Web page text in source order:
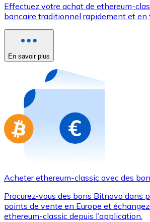
Utilisez les cartes Visa et
Acheter avec carte
Achetez des cartes-cadeaux de
Aller à la boutique de cartes-
Effectuez votre achat de ethereum-
bancaire traditionnel rapidement et en
En savoir plus
Acheter ethereum-classic avec des
Procurez-vous des bons Bitnovo dans
points de vente en Europe et
ethereum-classic depuis l’application.